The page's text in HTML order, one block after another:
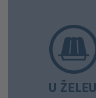
U ŽELEU